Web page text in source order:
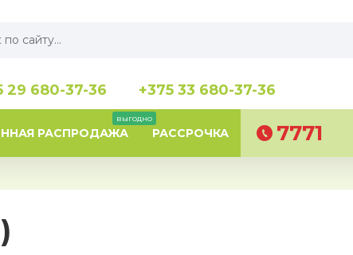
29 680-37-36 +375 33 680-37-36
РАСПРОДАЖА
выгодно
РАССРОЧКА 7771